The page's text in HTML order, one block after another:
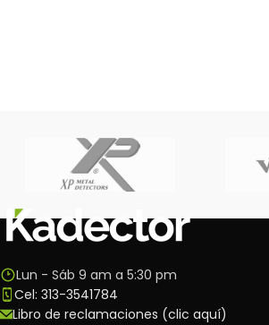
Lun - Sáb 9 am a 5:30 pm
Cel: 313-3541784
Libro de reclamaciones (clic aquí)